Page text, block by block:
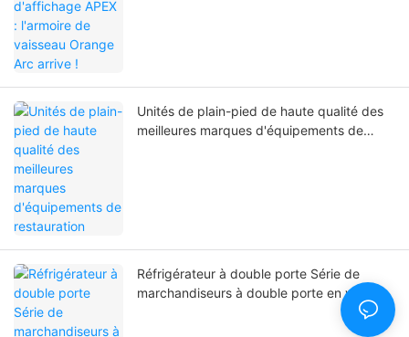
Unités de plain-pied de haute qualité des
meilleures marques d'équipements de
Réfrigérateur à double porte Série de
marchandiseurs à double porte en verre